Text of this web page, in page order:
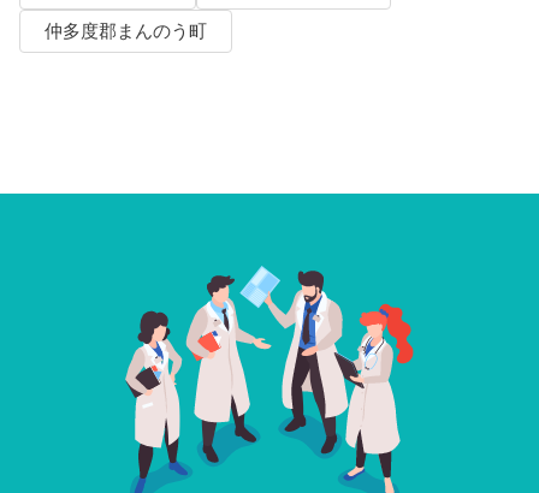
仲多度郡まんのう町